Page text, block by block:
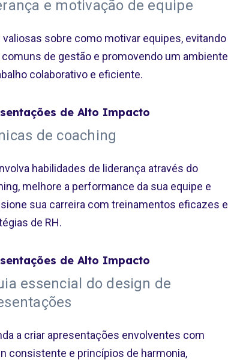
e motivação de equipe
valiosas sobre como motivar equipes, evitando
de gestão e promovendo um ambiente
colaborativo e eficiente.
de Alto Impacto
de coaching
habilidades de liderança através do
melhore a performance da sua equipe e
sua carreira com treinamentos eficazes e
de RH.
de Alto Impacto
essencial do design de
a criar apresentações envolventes com
consistente e princípios de harmonia,